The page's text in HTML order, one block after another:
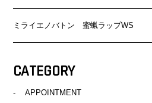
ミライエノバトン 蜜蝋ラップWS
CATEGORY
APPOINTMENT